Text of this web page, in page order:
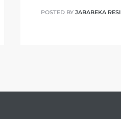
POSTED BY JABABEKA